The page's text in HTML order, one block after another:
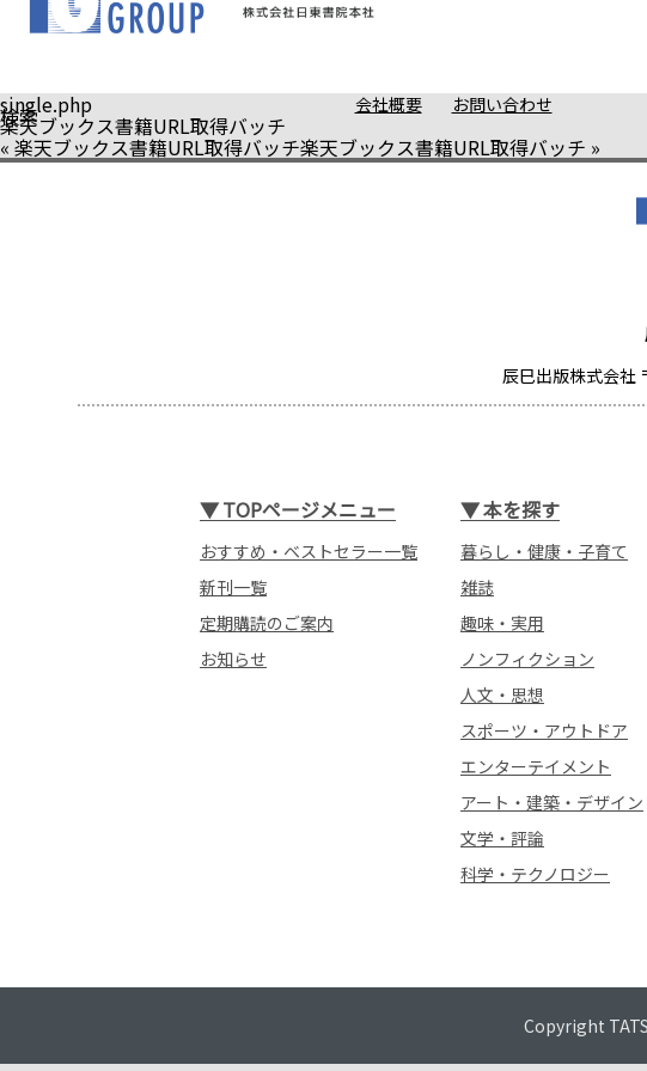
会社概要 お問い合わせ
検索
single.php
楽天ブックス書籍URL取得バッチ
« 楽天ブックス書籍URL取得バッチ楽天ブックス書籍URL取得バッチ »
辰巳出版株式会社
▼TOPページメニュー
おすすめ・ベストセラー一覧
新刊一覧
定期購読のご案内
お知らせ
▼本を探す
暮らし・健康・子育て
雑誌
趣味・実用
ノンフィクション
人文・思想
スポーツ・アウトドア
エンターテイメント
アート・建築・デザイン
文学・評論
科学・テクノロジー
Copyright